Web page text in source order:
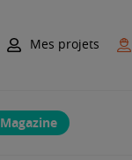
Mes projets
Magazine